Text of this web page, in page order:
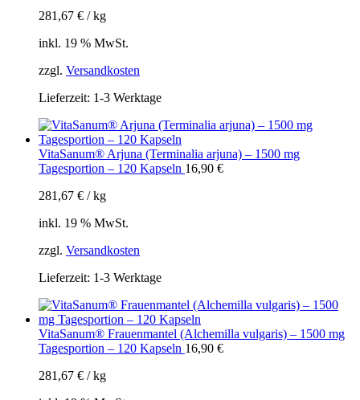
281,67 € /kg
inkl. 19 % MwSt.
zzgl. Versandkosten
Lieferzeit: 1-3 Werktage
VitaSanum® Arjuna (Terminalia arjuna) – 1500 mg
Tagesportion – 120 Kapseln 16,90 €
281,67 € /kg
inkl. 19 % MwSt.
zzgl. Versandkosten
Lieferzeit: 1-3 Werktage
VitaSanum® Frauenmantel (Alchemilla vulgaris) – 1500 mg
Tagesportion – 120 Kapseln 16,90 €
281,67 € /kg